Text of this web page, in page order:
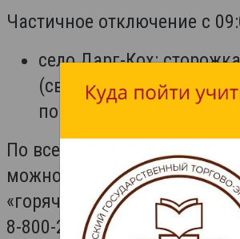
Частичное отключение с
село Дарг-Кох:
(свинарник), жилой
по улице Полевой
По всем вопросам
можно круглосуточно
«горячую линию»
8-800-220-0-220 (звонок